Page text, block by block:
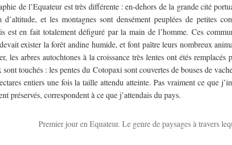
de l’Equateur est très différente : en-dehors de la grande cité
d’altitude, et les montagnes sont densément peuplées de petites
est en fait totalement défiguré par la main de l’homme. Ces
exister la forêt andine humide, et font paître leurs nombreux
les arbres autochtones à la croissance très lentes ont étés
sont touchés : les pentes du Cotopaxi sont couvertes de bouses de
entiers une fois la taille attendu atteinte. Pas vraiment ce que
préservés, correspondent à ce que j’attendais du pays.
Premier jour en Equateur. Le genre de paysages à travers